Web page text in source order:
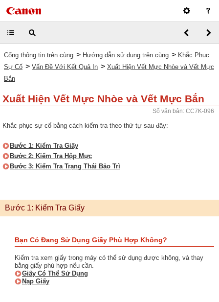
Cổng thông tin trên cùng > Hướng dẫn sử dụng trên cùng > Khắc Phục
Sự Cố > Vấn Đề Với Kết Quả In > Xuất Hiện Vết Mực Nhòe và Vết Mực
Bắn
Xuất Hiện Vết Mực Nhòe và Vết Mực Bắn
Số văn bản: CC7K-096
Khắc phục sự cố bằng cách kiểm tra theo thứ tự sau đây:
Bước 1: Kiểm Tra Giấy
Bước 2: Kiểm Tra Hộp Mực
Bước 3: Kiểm Tra Trạng Thái Bảo Trì
Bước 1: Kiểm Tra Giấy
Bạn Có Đang Sử Dụng Giấy Phù Hợp Không?
Kiểm tra xem giấy trong máy có thể sử dụng được không, và thay
bằng giấy phù hợp nếu cần.
Giấy Có Thể Sử Dụng
Nạp Giấy